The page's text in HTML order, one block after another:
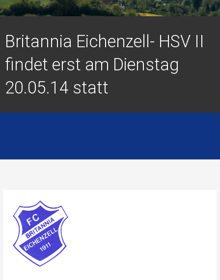
Britannia Eichenzell- HSV II
findet erst am Dienstag
20.05.14 statt